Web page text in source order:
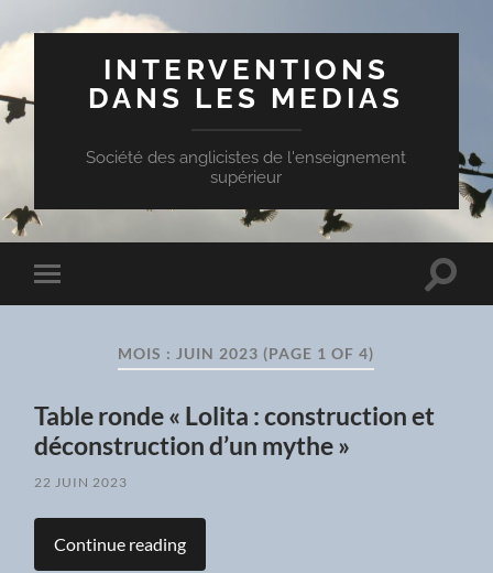
INTERVENTIONS
DANS LES MEDIAS
Société des anglicistes de l'enseignement
supérieur
Toggle
mobile
Toggle
MOIS : JUIN 2023 (PAGE 1 OF 4)
Table ronde « Lolita : construction et
déconstruction d’un mythe »
22 JUIN 2023
Continue reading